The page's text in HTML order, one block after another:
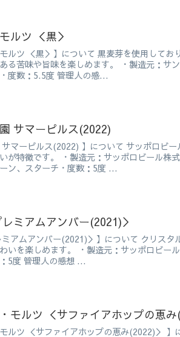
ルツ ＜黒＞
ルツ ＜黒＞】について 黒麦芽を使用してお
る苦味や旨味を楽しめます。 ・製造元：サ
度数：5.5度 管理人の感...
サマーピルス(2022)
サマーピルス(2022) 】について サッポロビ
が特徴です。 ・製造元：サッポロビール株
ン、スターチ・度数：5度 ...
ミアムアンバー(2021)＞
ミアムアンバー(2021)＞】について クリスタ
いを楽しめます。 ・製造元：サッポロビー
5度 管理人の感想 ...
モルツ ＜サファイアホップの恵み
モルツ ＜サファイアホップの恵み(2022)＞ 】